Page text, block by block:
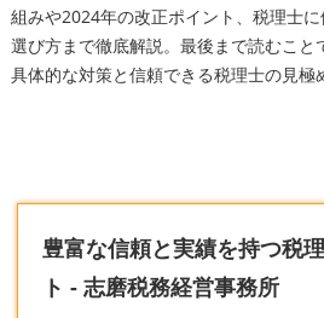
組みや2024年の改正ポイント、税理士
選び方まで徹底解説。最後まで読むこと
具体的な対策と信頼できる税理士の見極
豊富な信頼と実績を持つ税
ト - 志磨税務経営事務所